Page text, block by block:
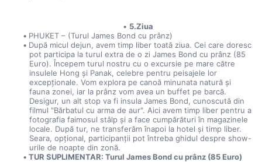
5.Ziua
PHUKET – (Turul James Bond cu prânz)
După micul dejun, avem timp liber toată ziua. Cei care doresc
pot participa la turul extra de o zi James Bond cu prânz (85
Euro). Începem turul nostru cu o excursie pe mare către
insulele Hong și Panak, celebre pentru peisajele lor
excepționale. Vom explora pe canoă minunata natură și
fauna zonei, iar la prânz vom avea un buffet pe barcă.
Desigur, un alt stop va fi insula James Bond, cunoscută din
filmul "Bărbatul cu arma de aur". Aici avem timp liber pentru a
fotografia faimosul stâlp și a face cumpărături în magazinele
locale. După tur, ne transferăm înapoi la hotel și timp liber.
Seara, opțional, participanții pot întreba ghidul despre show-
urile de noapte din zonă.
TUR SUPLIMENTAR: Turul James Bond cu prânz (85 Euro)